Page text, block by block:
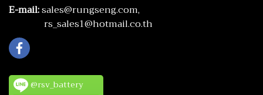
E-mail:sales@rungseng.com,
rs_sales1@hotmail.co.th
@rsv_battery